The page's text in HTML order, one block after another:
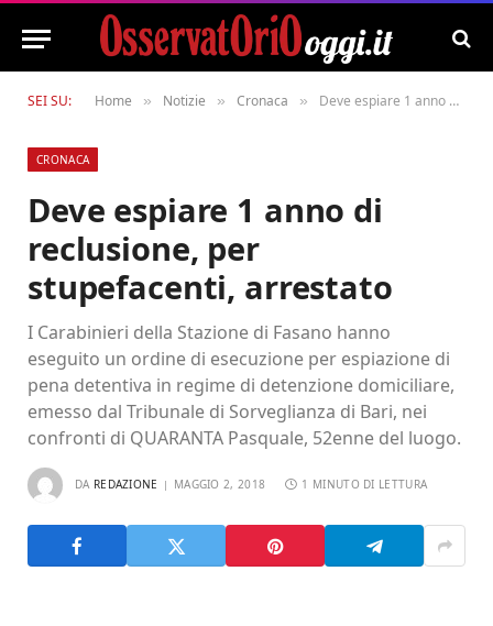
SEI SU: Home » Notizie » Cronaca » Deve espiare 1 anno di reclusione, per stupefacenti, arrestato
CRONACA
Deve espiare 1 anno di
reclusione, per
stupefacenti, arrestato
I Carabinieri della Stazione di Fasano hanno
eseguito un ordine di esecuzione per espiazione di
pena detentiva in regime di detenzione domiciliare,
emesso dal Tribunale di Sorveglianza di Bari, nei
confronti di QUARANTA Pasquale, 52enne del luogo.
DA REDAZIONE MAGGIO 2, 2018 1 MINUTO DI LETTURA